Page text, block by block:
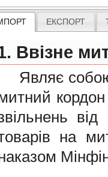
ЕКСПОРТ
Ввізне
Являє собою
вiд
на